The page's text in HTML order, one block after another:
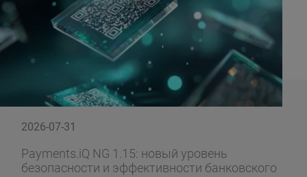
2026-07-31
Payments.iQ NG 1.15: новый уровень
безопасности и эффективности банковского